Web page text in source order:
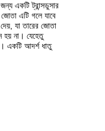
একটি ট্রান্সডুসার
এটি গলে যাবে
যা তারের জোতা
হয় না। যেহেতু
একটি আদর্শ ধাতু